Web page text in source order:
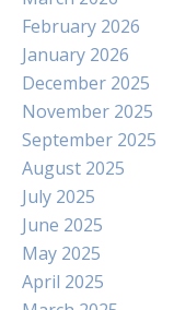
February 2026
January 2026
December 2025
November 2025
September 2025
August 2025
July 2025
June 2025
May 2025
April 2025